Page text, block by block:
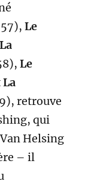
Le
La
Le
La
retrouve
qui
Helsing
– il